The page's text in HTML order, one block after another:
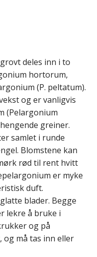
deles inn i to
hortorum,
(P. peltatum).
og er vanligvis
(Pelargonium
greiner.
samlet i runde
Blomstene kan
rød til rent hvitt
er myke
duft.
blader. Begge
lekre å bruke i
og på
og må tas inn eller